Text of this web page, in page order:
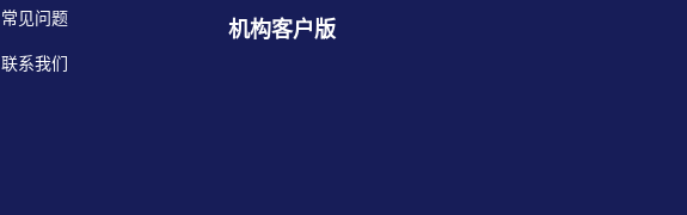
常见问题
联系我们
机构客户版